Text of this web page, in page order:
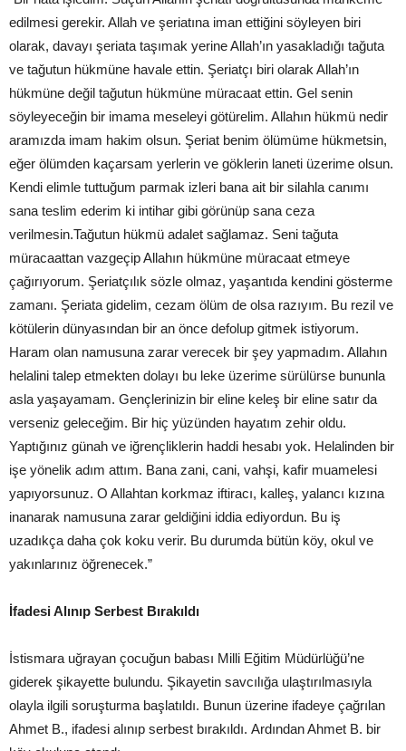
edilmesi gerekir. Allah ve şeriatına iman ettiğini söyleyen biri
olarak, davayı şeriata taşımak yerine Allah’ın yasakladığı tağuta
ve tağutun hükmüne havale ettin. Şeriatçı biri olarak Allah’ın
hükmüne değil tağutun hükmüne müracaat ettin. Gel senin
söyleyeceğin bir imama meseleyi götürelim. Allahın hükmü nedir
aramızda imam hakim olsun. Şeriat benim ölümüme hükmetsin,
eğer ölümden kaçarsam yerlerin ve göklerin laneti üzerime olsun.
Kendi elimle tuttuğum parmak izleri bana ait bir silahla canımı
sana teslim ederim ki intihar gibi görünüp sana ceza
verilmesin.Tağutun hükmü adalet sağlamaz. Seni tağuta
müracaattan vazgeçip Allahın hükmüne müracaat etmeye
çağırıyorum. Şeriatçılık sözle olmaz, yaşantıda kendini gösterme
zamanı. Şeriata gidelim, cezam ölüm de olsa razıyım. Bu rezil ve
kötülerin dünyasından bir an önce defolup gitmek istiyorum.
Haram olan namusuna zarar verecek bir şey yapmadım. Allahın
helalini talep etmekten dolayı bu leke üzerime sürülürse bununla
asla yaşayamam. Gençlerinizin bir eline keleş bir eline satır da
verseniz geleceğim. Bir hiç yüzünden hayatım zehir oldu.
Yaptığınız günah ve iğrençliklerin haddi hesabı yok. Helalinden bir
işe yönelik adım attım. Bana zani, cani, vahşi, kafir muamelesi
yapıyorsunuz. O Allahtan korkmaz iftiracı, kalleş, yalancı kızına
inanarak namusuna zarar geldiğini iddia ediyordun. Bu iş
uzadıkça daha çok koku verir. Bu durumda bütün köy, okul ve
yakınlarınız öğrenecek.”
İfadesi Alınıp Serbest Bırakıldı
İstismara uğrayan çocuğun babası Milli Eğitim Müdürlüğü’ne
giderek şikayette bulundu. Şikayetin savcılığa ulaştırılmasıyla
olayla ilgili soruşturma başlatıldı. Bunun üzerine ifadeye çağrılan
Ahmet B., ifadesi alınıp serbest bırakıldı. Ardından Ahmet B. bir